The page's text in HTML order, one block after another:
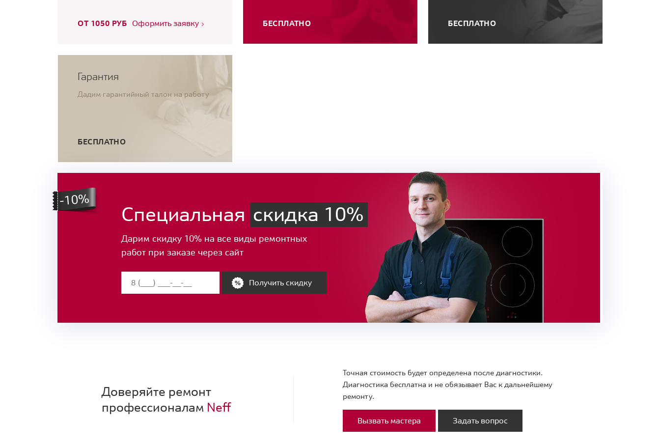
ОТ 1050 РУБ Оформить заявку БЕСПЛАТНО БЕСПЛАТНО
Гарантия
Дадим гарантийный талон на работу
БЕСПЛАТНО
Специальная скидка 10%
Дарим скидку 10% на все виды ремонтных
работ при заказе через сайт
Получить скидку
Доверяйте ремонт
профессионалам Neff
Точная стоимость будет определена после диагностики.
Диагностика бесплатна и не обязывает Вас к дальнейшему
ремонту.
Вызвать мастера Задать вопрос